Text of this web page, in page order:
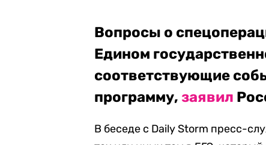
Вопросы о
Едином
соответствующие
программу, заявил
В беседе с Daily Storm пресс-